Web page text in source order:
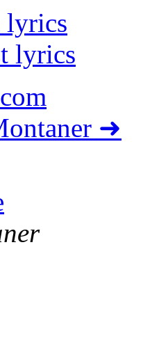
lyrics
lyrics
➜